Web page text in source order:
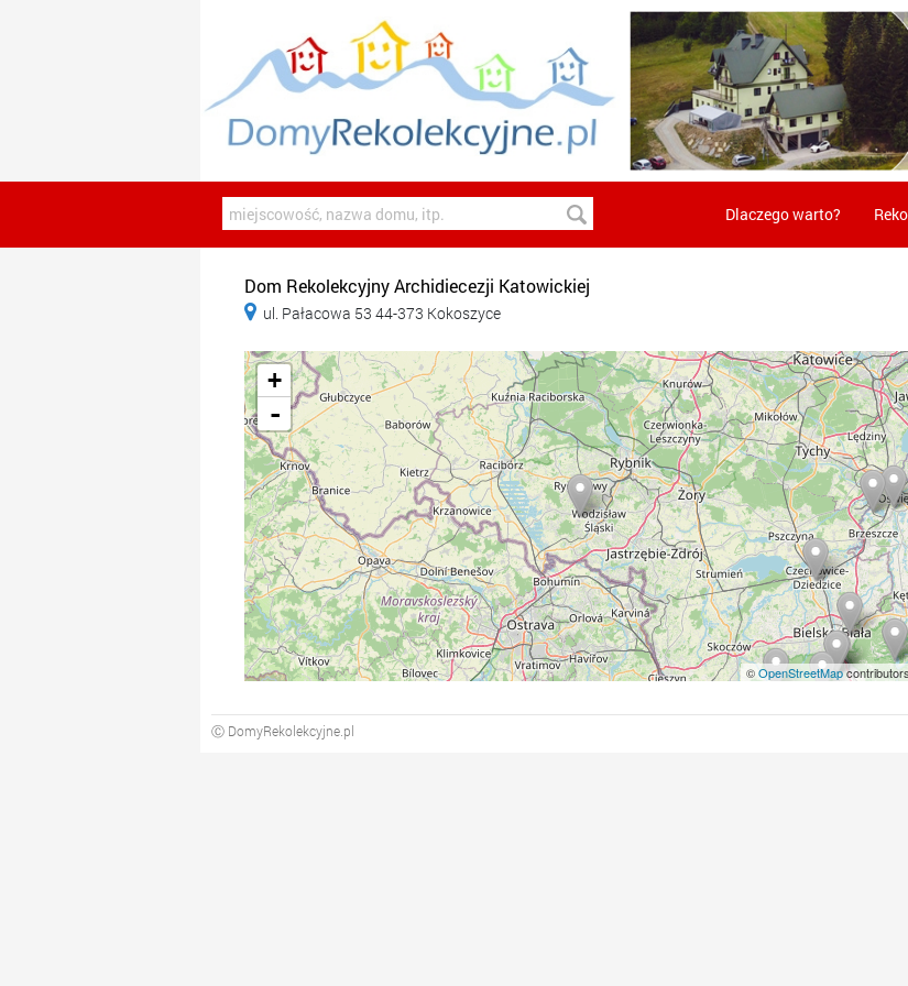
Dlaczego warto?
Dom Rekolekcyjny Archidiecezji Katowickiej
 ul. Pałacowa 53 44-373 Kokoszyce
+
-
©OpenStreetMapcontributors
Ⓒ DomyRekolekcyjne.pl